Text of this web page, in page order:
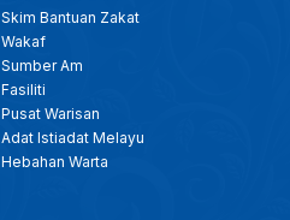
Skim Bantuan Zakat
Wakaf
Sumber Am
Fasiliti
Pusat Warisan
Adat Istiadat Melayu
Hebahan Warta